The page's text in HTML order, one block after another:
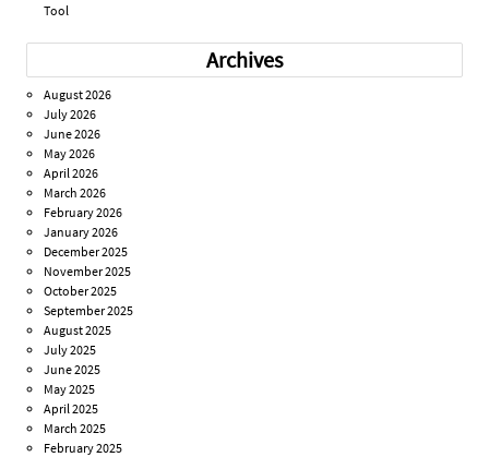
Tool
Archives
August 2026
July 2026
June 2026
May 2026
April 2026
March 2026
February 2026
January 2026
December 2025
November 2025
October 2025
September 2025
August 2025
July 2025
June 2025
May 2025
April 2025
March 2025
February 2025